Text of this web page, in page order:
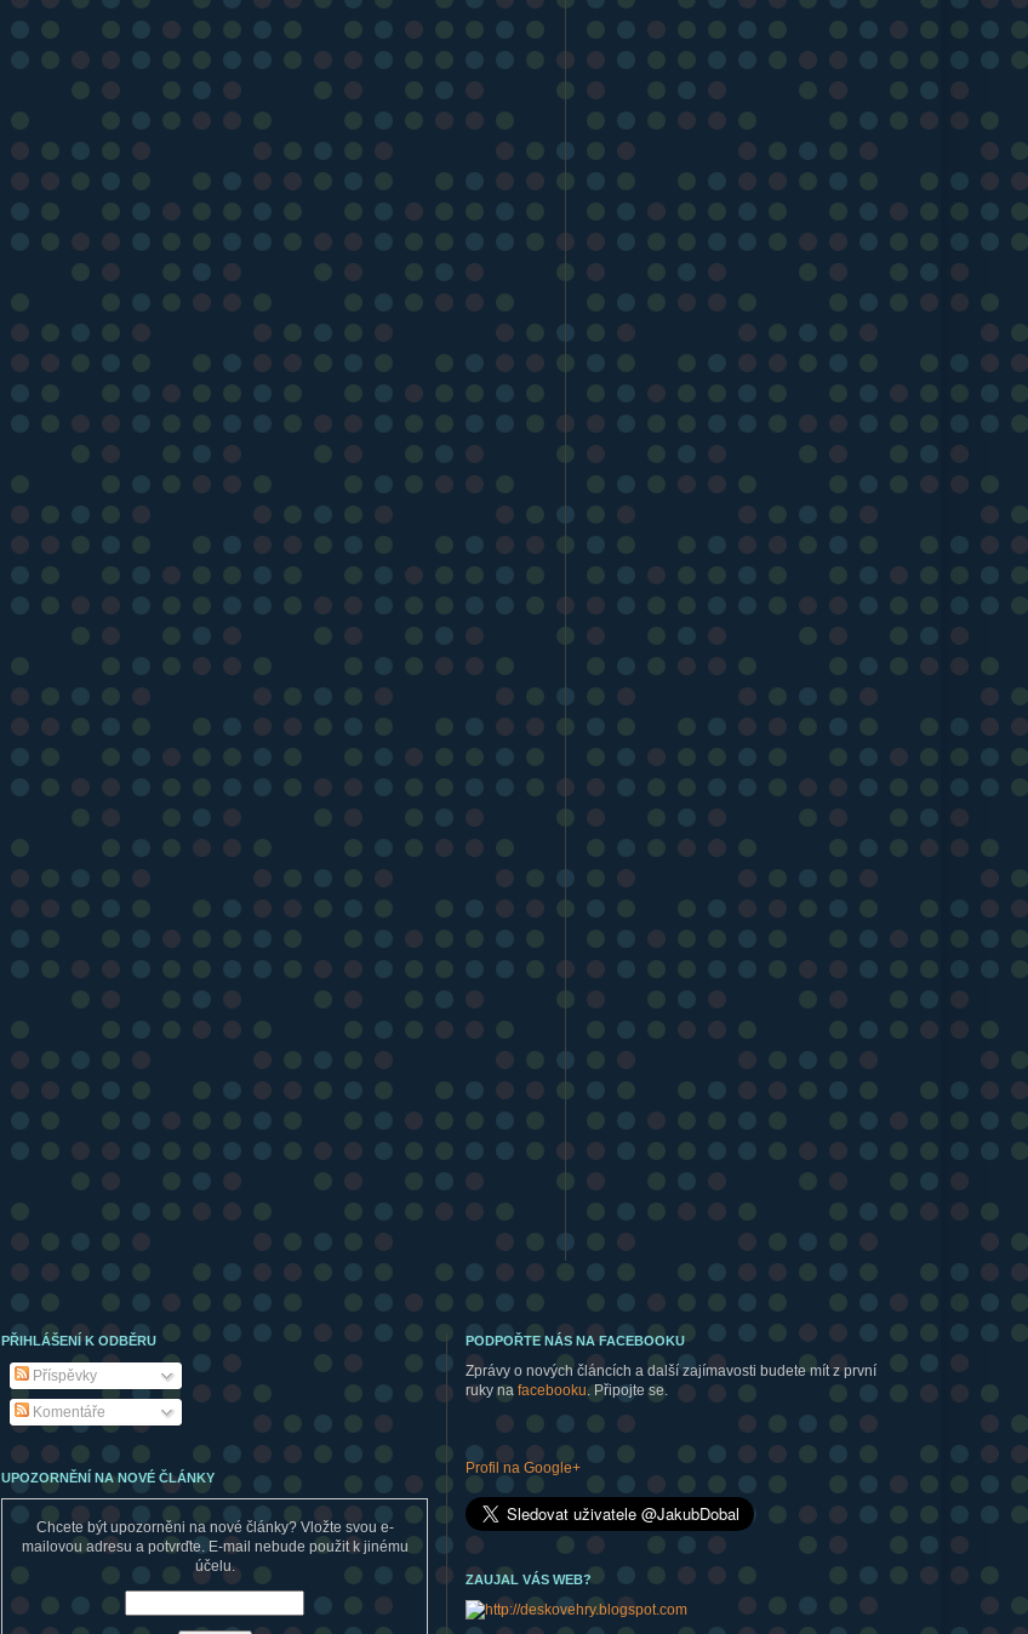
PŘIHLÁŠENÍ K ODBĚRU
Příspěvky
Komentáře
UPOZORNĚNÍ NA NOVÉ ČLÁNKY
Chcete být upozorněni na nové články? Vložte svou e-
mailovou adresu a potvrďte. E-mail nebude použit k jinému
účelu.
PODPOŘTE NÁS NA FACEBOOKU
Zprávy o nových článcích a další zajímavosti budete mít z první
ruky na facebooku. Připojte se.
Profil na Google+
ZAUJAL VÁS WEB?